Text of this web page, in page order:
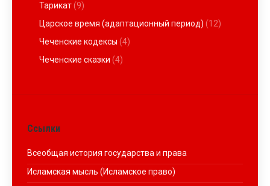
Тарикат(9)
Царское время (адаптационный период) (12)
Чеченские кодексы (4)
Чеченские сказки (4)
Ссылки
Всеобщая история государства и права
Исламская мысль (Исламское право)